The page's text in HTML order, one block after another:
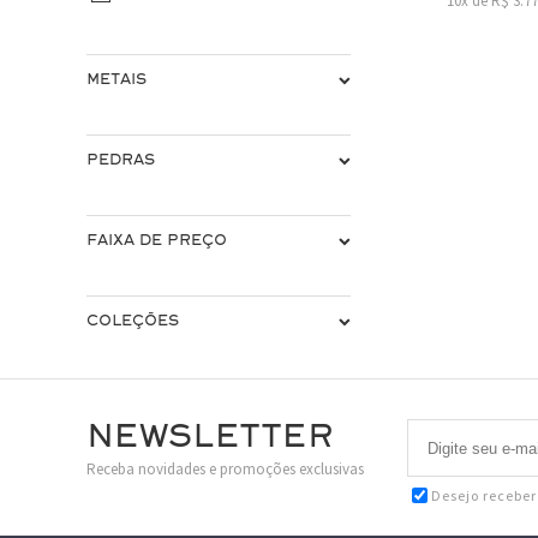
METAIS
PEDRAS
FAIXA DE PREÇO
COLEÇÕES
Newsletter
Receba novidades e promoções exclusivas
Desejo